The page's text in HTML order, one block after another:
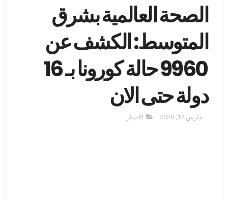
الصحة العالمية بشرق
المتوسط: الكشف عن
9960 حالة كورونا بـ 16
دولة حتى الان
مارس 12, 2020 الاخبار